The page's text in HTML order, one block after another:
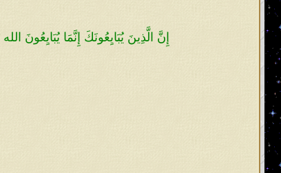
المٌتشابه. ولكنهم معرضون عن
وأما السّنة المحمديّة فيرون
القرآن هو الحقّ! فيضِلّ
القرآن إلا رسمه محفوظٌ بين
حروفه في حلقاتهم ويذرون
المُستقيم وأخرجوا أمّتهم فلا
وضلَّ عُلماؤهم وأضلّوا أمّتهم في
المهديّ ليهديهم فيعيدهم إلى
إِنَّ الَّذِينَ يُبَايِعُونَكَ إِنَّمَا يُبَايِعُونَ